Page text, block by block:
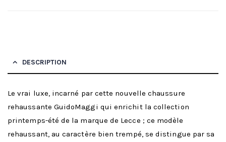
DESCRIPTION
Le vrai luxe, incarné par cette nouvelle chaussure
rehaussante GuidoMaggi qui enrichit la collection
printemps-été de la marque de Lecce ; ce modèle
rehaussant, au caractère bien trempé, se distingue par sa